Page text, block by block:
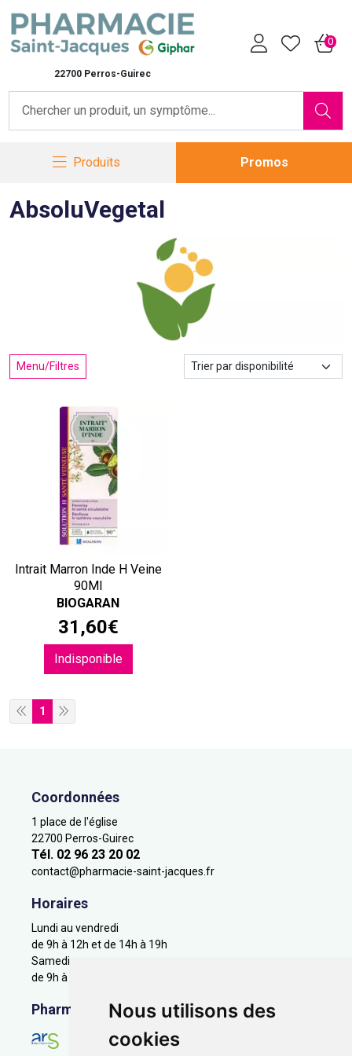
Nous utilisons des
cookies
22700 Perros-Guirec
0
Produits Promos
AbsoluVegetal
Menu/Filtres
Intrait Marron Inde H Veine
90Ml
BIOGARAN
31 ,60€
Indisponible
1
Coordonnées
1 place de l'église
22700 Perros-Guirec
Tél. 02 96 23 20 02
contact@pharmacie-saint-jacques.fr
Horaires
Lundi au vendredi
de 9h à 12h et de 14h à 19h
Samedi
de 9h à 12h
Pharmacie en ligne agréée